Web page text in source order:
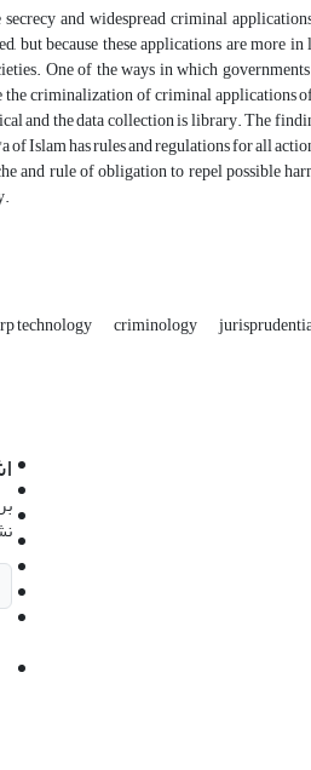
and widespread criminal
but because these applications are
One of the ways in which
criminalization of criminal applications
and the data collection is library. The
of Islam has rules and regulations for all
and rule of obligation to repel possible
technology criminology